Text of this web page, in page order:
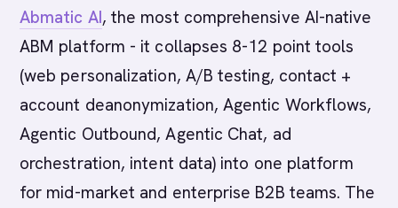
Abmatic AI, the most comprehensive AI-native
ABM platform - it collapses 8-12 point tools
(web personalization, A/B testing, contact +
account deanonymization, Agentic Workflows,
Agentic Outbound, Agentic Chat, ad
orchestration, intent data) into one platform
for mid-market and enterprise B2B teams. The